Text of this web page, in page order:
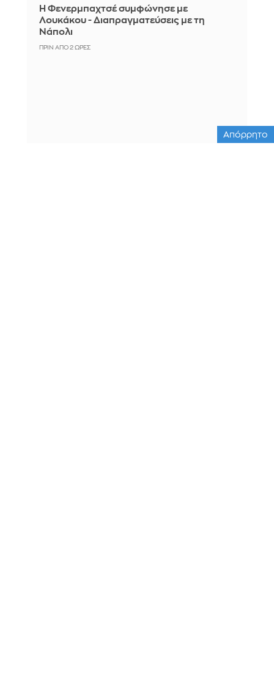
Η Φενερμπαχτσέ συμφώνησε με
Λουκάκου - Διαπραγματεύσεις με τη
Νάπολι
ΠΡΙΝ ΑΠΌ 2 ΏΡΕΣ
Απόρρητο